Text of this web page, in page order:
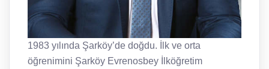
1983 yılında Şarköy’de doğdu. İlk ve orta
öğrenimini Şarköy Evrenosbey İlköğretim